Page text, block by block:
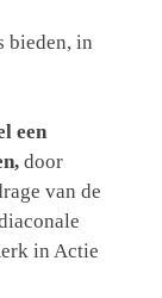
bieden, in
een
door
van de
in Actie